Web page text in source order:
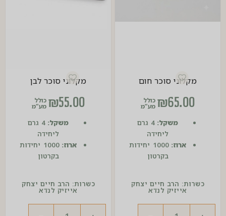
מקלוני סוכר חום
₪65.00 כולל
מע”מ
משקל:
4 גרם
ליחידה
ארוז:
1000 יחידות
בקרטון
כשרות: הרב חיים יצחק
אייזיק לנדא
מקלוני סוכר לבן
₪55.00 כולל
מע”מ
משקל:
4 גרם
ליחידה
ארוז:
1000 יחידות
בקרטון
כשרות: הרב חיים יצחק
אייזיק לנדא